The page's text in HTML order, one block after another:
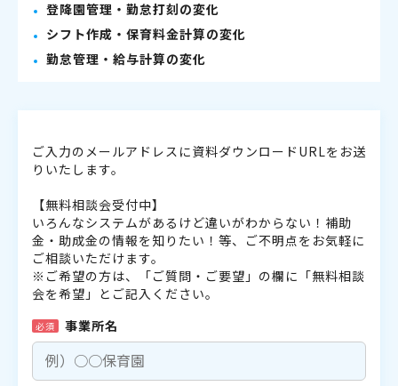
登降園管理・勤怠打刻の変化
シフト作成・保育料金計算の変化
勤怠管理・給与計算の変化
ご入力のメールアドレスに資料ダウンロードURLをお送
りいたします。
【無料相談会受付中】
いろんなシステムがあるけど違いがわからない！補助
金・助成金の情報を知りたい！等、ご不明点をお気軽に
ご相談いただけます。
※ご希望の方は、「ご質問・ご要望」の欄に「無料相談
会を希望」とご記入ください。
必須 事業所名